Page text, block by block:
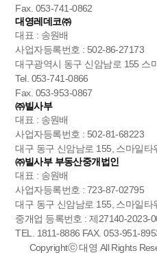
Fax. 053-741-0862
대영레데코㈜
대표 : 송원배
사업자등록번호 : 502-86-27173
대구광역시 동구 신암남로 155 스
Tel. 053-741-0866
Fax. 053-953-0867
㈜빌사부
대표 : 송원배
사업자등록번호 : 502-81-68223
대구 동구 신암남로 155, 스마일타
㈜빌사부 부동산중개법인
대표 : 송원배
사업자등록번호 : 723-87-02795
대구 동구 신암남로 155, 스마일타
중개업 등록번호 : 제27140-2023-
TEL. 1811-8886 FAX. 053-951-
Copyrightⓒ 대영 All Rights